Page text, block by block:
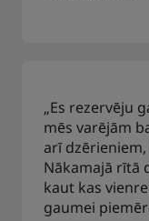
„Es rezervēju
mēs varējām
arī
Nākamajā rītā
kaut kas
gaumei